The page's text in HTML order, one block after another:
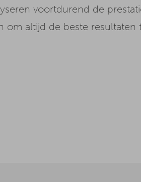
voortdurend de
om altijd de beste resultaten